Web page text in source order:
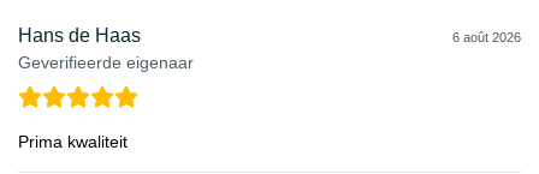
Hans de Haas
Geverifieerde eigenaar
6 août 2026
Prima kwaliteit